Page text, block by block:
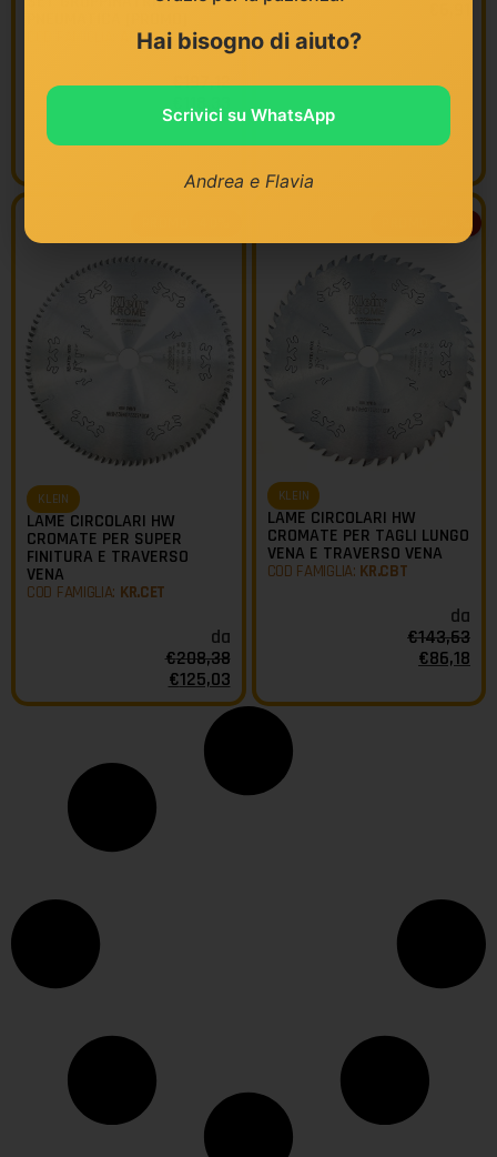
AF506
€197,12
118,33
KLEIN
LAME CIRCOLARI HW
CROMATE PER SUPER
FINITURA E TRAVERSO
VENA
COD FAMIGLIA: KR.CET
da
€208,38
€125,03
KLEIN
LAME CIRCOLARI HW
CROMATE PER TAGLI LUNGO
VENA E TRAVERSO VENA
COD FAMIGLIA: KR.CBT
da
€143,63
€86,18
Hai bisogno di aiuto?
Scrivici su WhatsApp
Andrea e Flavia